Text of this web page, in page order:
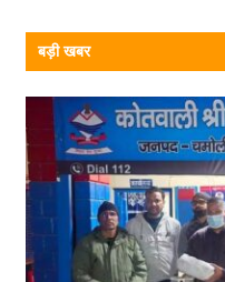
बड़ी खबर